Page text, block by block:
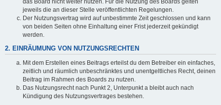
das Board nicht weiter nutzen. Für die Nutzung des Boards gelten
jeweils die an dieser Stelle veröffentlichten Regelungen.
Der Nutzungsvertrag wird auf unbestimmte Zeit geschlossen und kann
von beiden Seiten ohne Einhaltung einer Frist jederzeit gekündigt
werden.
2. EINRÄUMUNG VON NUTZUNGSRECHTEN
Mit dem Erstellen eines Beitrags erteilst du dem Betreiber ein einfaches,
zeitlich und räumlich unbeschränktes und unentgeltliches Recht, deinen
Beitrag im Rahmen des Boards zu nutzen.
Das Nutzungsrecht nach Punkt 2, Unterpunkt a bleibt auch nach
Kündigung des Nutzungsvertrages bestehen.